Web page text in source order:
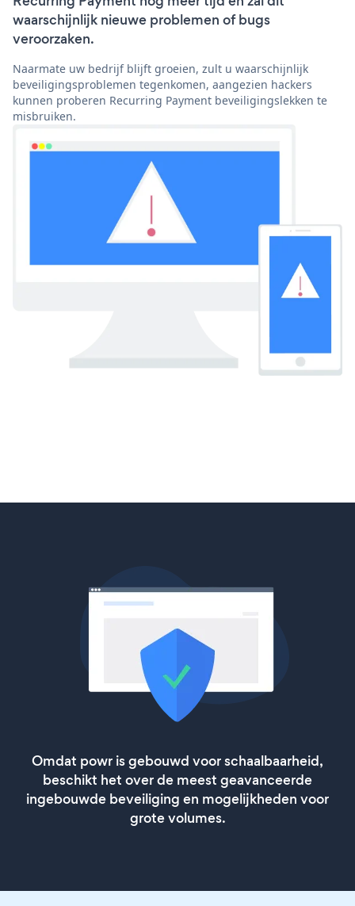
waarschijnlijk nieuwe problemen of bugs
veroorzaken.
Naarmate uw bedrijf blijft groeien, zult u waarschijnlijk
beveiligingsproblemen tegenkomen, aangezien hackers
kunnen proberen Recurring Payment beveiligingslekken te
misbruiken.
Omdat powr is gebouwd voor schaalbaarheid,
beschikt het over de meest geavanceerde
ingebouwde beveiliging en mogelijkheden voor
grote volumes.